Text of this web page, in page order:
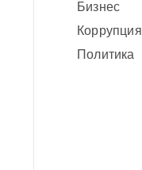
Бизнес
Коррупция
Политика